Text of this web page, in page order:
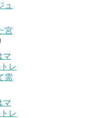
ュ
宮
マ
レ
需
マ
レ